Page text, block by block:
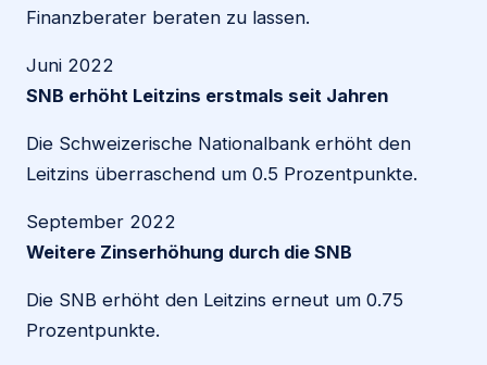
Finanzberater beraten zu lassen.
Juni 2022
SNB erhöht Leitzins erstmals seit Jahren
Die Schweizerische Nationalbank erhöht den
Leitzins überraschend um 0.5 Prozentpunkte.
September 2022
Weitere Zinserhöhung durch die SNB
Die SNB erhöht den Leitzins erneut um 0.75
Prozentpunkte.